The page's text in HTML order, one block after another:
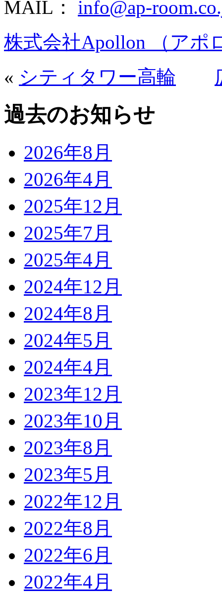
MAIL： info@ap-
株式会社Apollon （アポ
« シティタワー高輪
過去のお知らせ
2026年8月
2026年4月
2025年12月
2025年7月
2025年4月
2024年12月
2024年8月
2024年5月
2024年4月
2023年12月
2023年10月
2023年8月
2023年5月
2022年12月
2022年8月
2022年6月
2022年4月